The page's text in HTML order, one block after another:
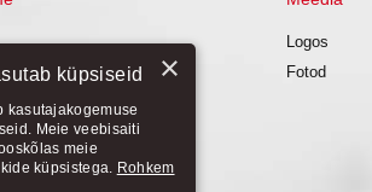
Logos
Fotod
×
küpsiseid
kasutajakogemuse
Meie veebisaiti
meie
küpsistega. Rohkem